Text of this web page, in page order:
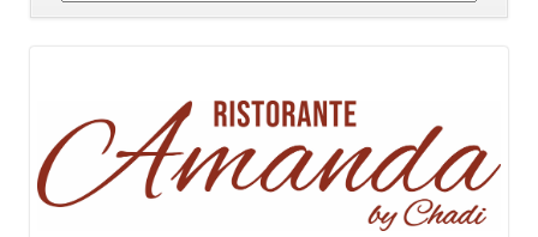
überspringen